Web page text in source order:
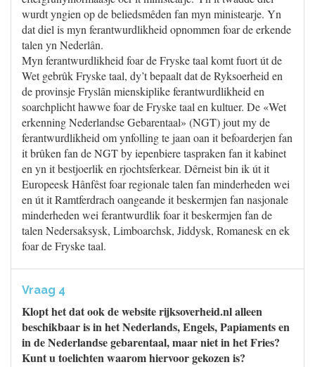
wurdt yngien op de beliedsmêden fan myn ministearje. Yn
dat diel is myn ferantwurdlikheid opnommen foar de erkende
talen yn Nederlân.
Myn ferantwurdlikheid foar de Fryske taal komt fuort út de
Wet gebrûk Fryske taal, dy’t bepaalt dat de Ryksoerheid en
de provinsje Fryslân mienskiplike ferantwurdlikheid en
soarchplicht hawwe foar de Fryske taal en kultuer. De «Wet
erkenning Nederlandse Gebarentaal» (NGT) jout my de
ferantwurdlikheid om ynfolling te jaan oan it befoarderjen fan
it brûken fan de NGT by iepenbiere taspraken fan it kabinet
en yn it bestjoerlik en rjochtsferkear. Dêrneist bin ik út it
Europeesk Hânfêst foar regionale talen fan minderheden wei
en út it Ramtferdrach oangeande it beskermjen fan nasjonale
minderheden wei ferantwurdlik foar it beskermjen fan de
talen Nedersaksysk, Limboarchsk, Jiddysk, Romanesk en ek
foar de Fryske taal.
Vraag 4
Klopt het dat ook de website rijksoverheid.nl alleen
beschikbaar is in het Nederlands, Engels, Papiaments en
in de Nederlandse gebarentaal, maar niet in het Fries?
Kunt u toelichten waarom hiervoor gekozen is?